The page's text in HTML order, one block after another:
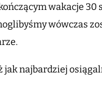
wakacje
wówczas
jak najbardziej